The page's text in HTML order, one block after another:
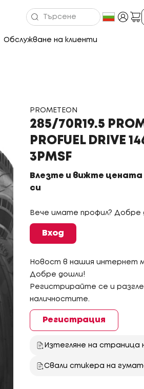
Обслужване на клиенти
PROMETEON
285/70R19.5
PROFUEL DRIVE
3PMSF
Влезте и вижте
си
Вече имате профил? Добре
Вход
Новост в нашия интернет
Добре дошли!
Регистрирайте се и
наличностите.
Регистрация
Изтегляне на страница
Свали стикера на